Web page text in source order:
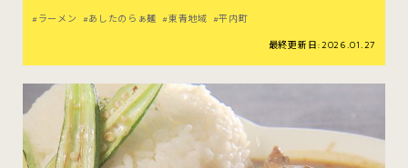
ラーメン あしたのらぁ麺 東青地域 平内町
最終更新日:2026.01.27